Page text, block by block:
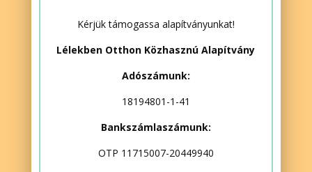
Kérjük támogassa alapítványunkat!
Lélekben Otthon Közhasznú Alapítvány
Adószámunk:
18194801-1-41
Bankszámlaszámunk:
OTP 11715007-20449940